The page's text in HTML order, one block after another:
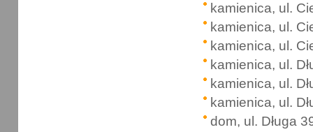
kamienica, ul.
kamienica, ul.
kamienica, ul.
kamienica, ul.
kamienica, ul.
kamienica, ul.
dom, ul. Długa